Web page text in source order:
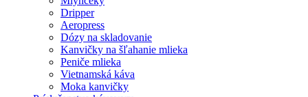
Dripper
Aeropress
Dózy na skladovanie
Kanvičky na šľahanie mlieka
Peniče mlieka
Vietnamská káva
Moka kanvičky